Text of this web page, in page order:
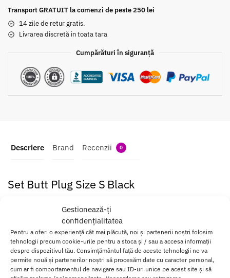
Gestionează-ți
confidențialitatea
Pentru a oferi o experiență cât mai plăcută, noi și partenerii noștri folosim
tehnologii precum cookie-urile pentru a stoca și / sau a accesa informații
despre dispozitivul tău. Consimțământul față de aceste tehnologii ne va
permite nouă și partenerilor noștri să procesăm date cu caracter personal,
cum ar fi comportamentul de navigare sau ID-uri unice pe acest site și să
Transport GRATUIT la comenzi de peste 250 lei
14 zile de retur gratis.
Livrarea discretă in toata tara
Cumpărături în siguranță
Descriere Brand Recenzii 0
Set Butt Plug Size S Black
formei sale conice, creste treptat în dimensiune.
Unisex, recomandat atat barbatilor, cat si femeilor.
Alege sa iti satisfaci placerile anale cu acestSet Butt Plug Size S
Black.